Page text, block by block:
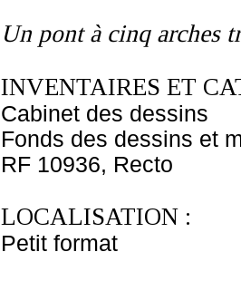
Un pont à cinq arches
INVENTAIRES ET
Cabinet des dessins
Fonds des dessins et
RF 10936, Recto
LOCALISATION :
Petit format